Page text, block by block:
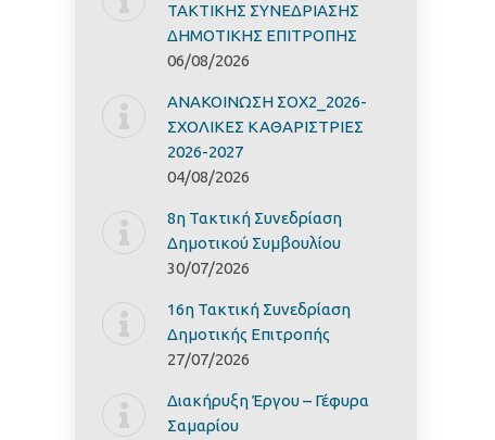
ΤΑΚΤΙΚΗΣ ΣΥΝΕΔΡΙΑΣΗΣ
ΔΗΜΟΤΙΚΗΣ ΕΠΙΤΡΟΠΗΣ
06/08/2026
ΑΝΑΚΟΙΝΩΣΗ ΣΟΧ2_2026-
ΣΧΟΛΙΚΕΣ ΚΑΘΑΡΙΣΤΡΙΕΣ
2026-2027
04/08/2026
8η Τακτική Συνεδρίαση
Δημοτικού Συμβουλίου
30/07/2026
16η Τακτική Συνεδρίαση
Δημοτικής Επιτροπής
27/07/2026
Διακήρυξη Έργoυ – Γέφυρα
Σαμαρίoυ